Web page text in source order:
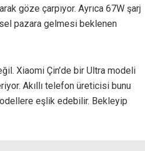
göze çarpıyor. Ayrıca 67W şarj
pazara gelmesi beklenen
Xiaomi Çin’de bir Ultra modeli
Akıllı telefon üreticisi bunu
eşlik edebilir. Bekleyip